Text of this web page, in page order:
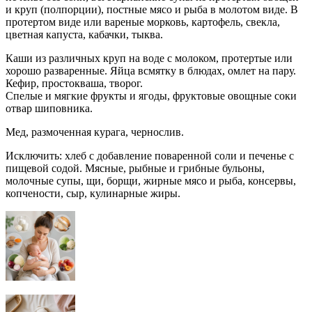
и круп (полпорции), постные мясо и рыба в молотом виде. В
протертом виде или вареные морковь, картофель, свекла,
цветная капуста, кабачки, тыква.
Каши из различных круп на воде с молоком, протертые или
хорошо разваренные. Яйца всмятку в блюдах, омлет на пару.
Кефир, простокваша, творог.
Спелые и мягкие фрукты и ягоды, фруктовые овощные соки
отвар шиповника.
Мед, размоченная курага, чернослив.
Исключить: хлеб с добавление поваренной соли и печенье с
пищевой содой. Мясные, рыбные и грибные бульоны,
молочные супы, щи, борщи, жирные мясо и рыба, консервы,
копчености, сыр, кулинарные жиры.